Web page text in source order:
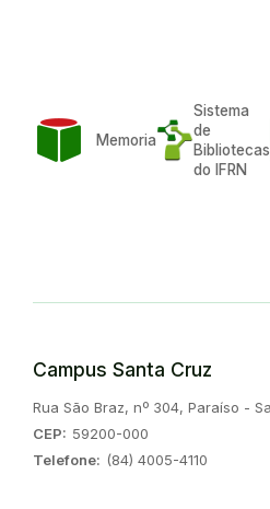
Memoria
Sistema
de
Bibliotecas
do IFRN
Campus Santa Cruz
Endereço:
Rua São Braz, nº 304, Paraíso -
CEP: 59200-000
Telefone: (84) 4005-4110